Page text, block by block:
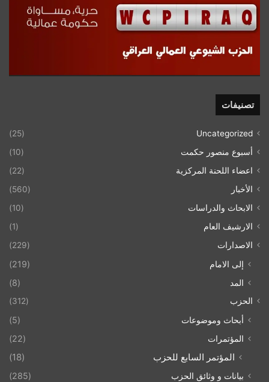
تصنيفات
Uncategorized
(25)
أسبوع منصور حكمت
(10)
اعضاء اللحنة المركزية
(22)
الأخبار
(560)
الابحاث والدراسات
(10)
الارشيف العام
(1)
الاصدارات
(229)
إلى الامام
(219)
المد
(8)
الحزب (312)
أبحاث وموضوعات
(5)
المؤتمرات
(22)
المؤتمر السابع للحزب (18)
بيانات و وثائق الحزب (285)